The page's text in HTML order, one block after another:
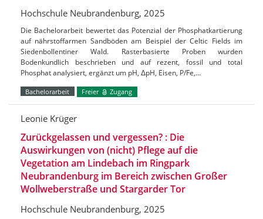
Hochschule Neubrandenburg, 2025
Die Bachelorarbeit bewertet das Potenzial der Phosphatkartierung
auf nährstoffarmen Sandböden am Beispiel der Celtic Fields im
Siedenbollentiner Wald. Rasterbasierte Proben wurden
Bodenkundlich beschrieben und auf rezent, fossil und total
Phosphat analysiert, ergänzt um pH, ΔpH, Eisen, P/Fe,…
Bachelorarbeit Freier Zugang
Leonie Krüger
Zurückgelassen und vergessen? : Die
Auswirkungen von (nicht) Pflege auf die
Vegetation am Lindebach im Ringpark
Neubrandenburg im Bereich zwischen Großer
Wollweberstraße und Stargarder Tor
Hochschule Neubrandenburg, 2025